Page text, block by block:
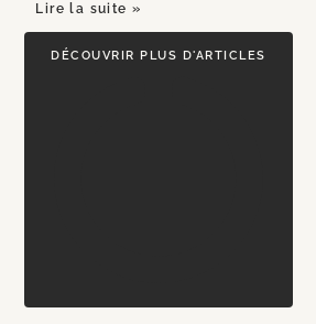
Lire la suite »
DÉCOUVRIR PLUS D'ARTICLES